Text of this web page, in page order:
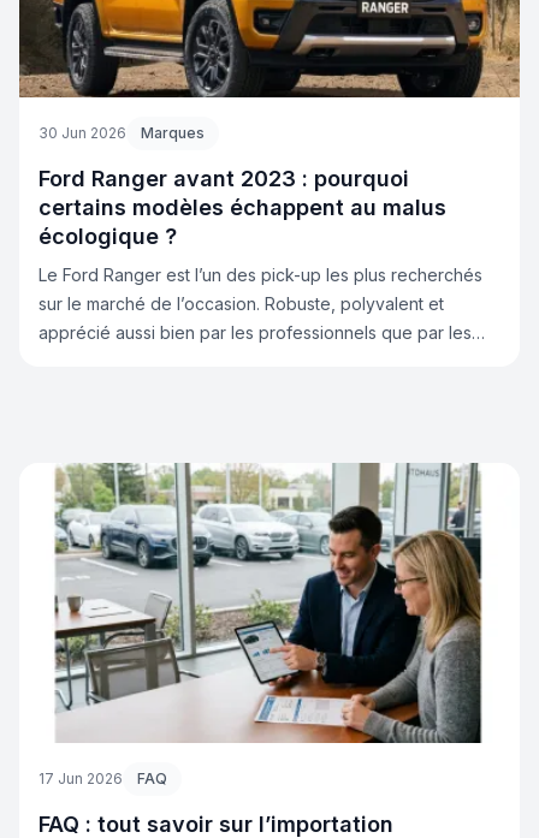
30 Jun 2026 Marques
Ford Ranger avant 2023 : pourquoi
certains modèles échappent au malus
écologique ?
Le Ford Ranger est l’un des pick-up les plus recherchés
sur le marché de l’occasion. Robuste, polyvalent et
apprécié aussi bien par les professionnels que par les
simplement parce qu’il s’agit d’un Ford Ranger. En réalité,
tout dépend de la date de première immatriculation, de la
catégorie du véhicule sur la carte grise et de la
réglementation applicable au moment de son
enregistrement.
17 Jun 2026 FAQ
FAQ : tout savoir sur l’importation